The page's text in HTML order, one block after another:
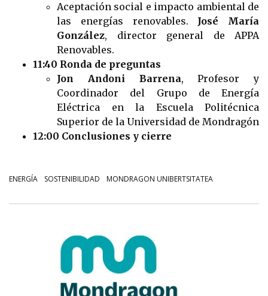
Aceptación social e impacto ambiental de
las energías renovables. José María
González, director general de APPA
Renovables.
11:40 Ronda de preguntas
Jon Andoni Barrena, Profesor y
Coordinador del Grupo de Energía
Eléctrica en la Escuela Politécnica
Superior de la Universidad de Mondragón
12:00 Conclusiones y cierre
ENERGÍA SOSTENIBILIDAD MONDRAGON UNIBERTSITATEA